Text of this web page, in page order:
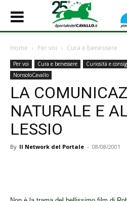
Home Per voi Cura e benessere
Per voi Cura e benessere Curiosità e
NonsoloCavallo
LA
NATURALE E
LESSIO
By Il Network del Portale - 08/08/2001